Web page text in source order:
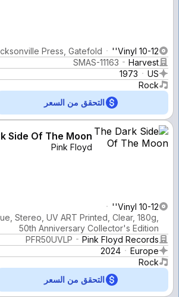
Vinyl 10-12''
Press, Gatefold
Harvest
SMAS-11163
US
1973
Rock
التحقق من السعر
Side Of The Moon
Pink Floyd
Vinyl 10-12''
Stereo, UV ART Printed, Clear, 180g,
50th Anniversary Collector's Edition
Pink Floyd Records
PFR50UVLP
Europe
2024
Rock
التحقق من السعر